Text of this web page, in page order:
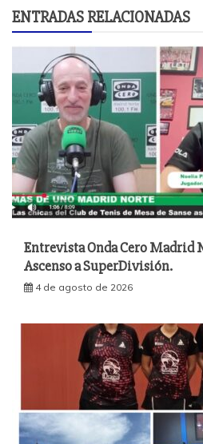
ENTRADAS RELACIONADAS
Entrevista Onda Cero Madrid
Ascenso a SuperDivisión.
4 de agosto de 2026